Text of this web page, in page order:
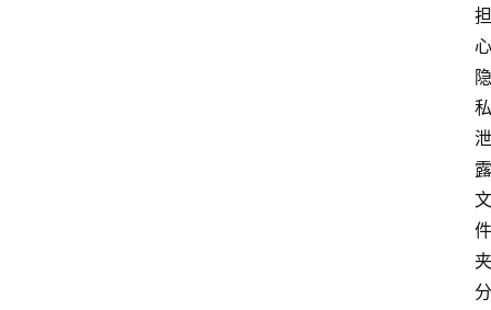
担
心
隐
私
泄
露
文
件
夹
分